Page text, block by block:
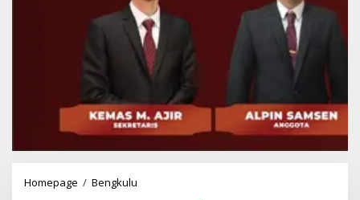
Homepage / Bengkulu